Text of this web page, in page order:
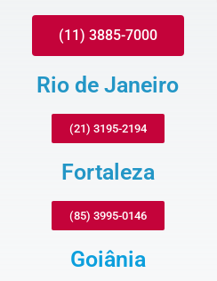
(11) 3885-7000
Rio de Janeiro
(21) 3195-2194
Fortaleza
(85) 3995-0146
Goiânia